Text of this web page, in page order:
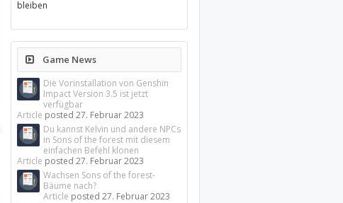
bleiben
Game News
Die Vorinstallation von Genshin
Impact Version 3.5 ist jetzt
verfügbar
Article posted27. Februar 2023
Du kannst Kelvin und andere NPCs
in Sons of the forest mit diesem
einfachen Befehl klonen
Article posted27. Februar 2023
Wachsen Sons of the forest-
Bäume nach?
Article posted27. Februar 2023